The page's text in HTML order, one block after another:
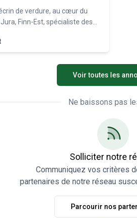
de verdure, au cœur du
Finn-Est, spécialiste des
future maison. Esprit chalet ou
nos réalisations sont faites
souhaits et en harmonie totale
pas à nous contacter pour
projet et réaliser ensemble
Voir toutes les
Ne baissons pas
Solliciter notre
Communiquez vos critères
partenaires de notre réseau
Parcourir nos